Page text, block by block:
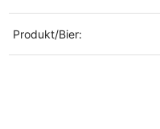
Produkt/Bier: